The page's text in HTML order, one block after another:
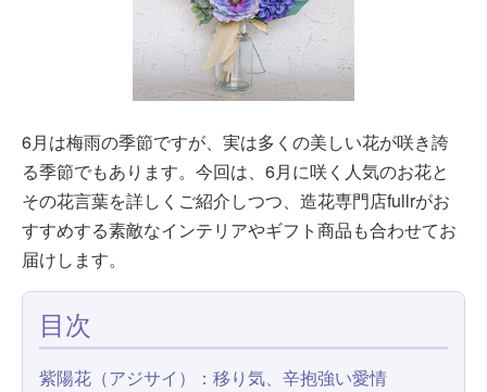
6月は梅雨の季節ですが、実は多くの美しい花が咲き誇
る季節でもあります。今回は、6月に咲く人気のお花と
その花言葉を詳しくご紹介しつつ、造花専門店fullrがお
すすめする素敵なインテリアやギフト商品も合わせてお
届けします。
目次
紫陽花（アジサイ）：移り気、辛抱強い愛情